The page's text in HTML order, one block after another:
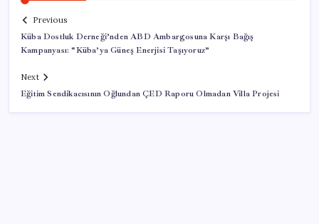
Previous
Küba Dostluk Derneği’nden ABD Ambargosuna Karşı Bağış
Kampanyası: “Küba’ya Güneş Enerjisi Taşıyoruz”
Next
Eğitim Sendikacısının Oğlundan ÇED Raporu Olmadan Villa Projesi